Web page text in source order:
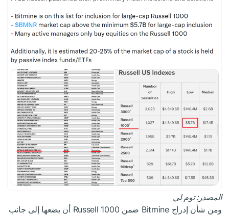
المصدر:توم لي
ومن شأن إدراج Bitmine ضمن Russell 1000 أن يضعها إلى جانب